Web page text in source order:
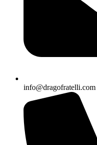
info@dragofratelli.com